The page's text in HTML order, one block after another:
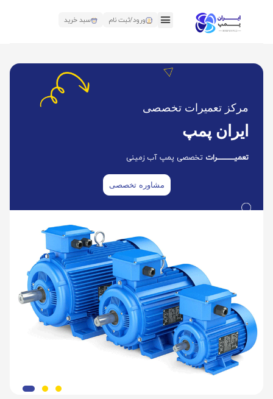
ورود/ثبت نام سبد خرید
مرکز تعمیرات تخصصی
ایران پمپ
تعمیــــــــــــــرات تخصصی پمپ آب زمینی
مشاوره تخصصی